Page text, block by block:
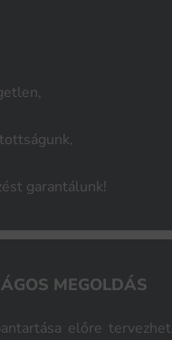
garantálunk!
MEGOLDÁS
előre